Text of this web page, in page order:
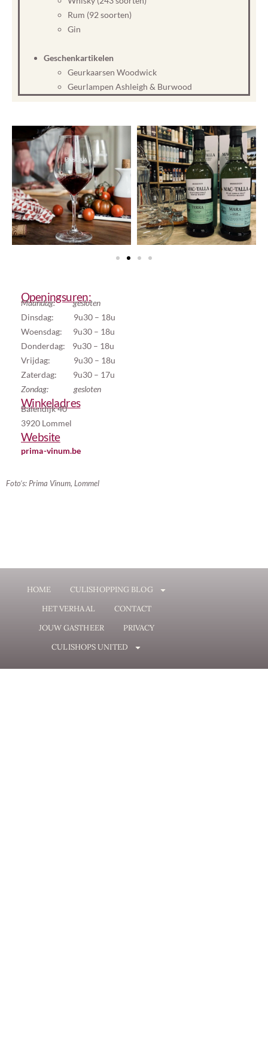
Rum (92 soorten)
Gin
Geschenkartikelen
Geurkaarsen Woodwick
Geurlampen Ashleigh & Burwood
Openingsuren:
Maandag: gesloten
Dinsdag: 9u30 – 18u
Woensdag: 9u30 – 18u
Donderdag: 9u30 – 18u
Vrijdag: 9u30 – 18u
Zaterdag: 9u30 – 17u
Zondag:
gesloten
Winkeladres
Balendijk 40
3920 Lommel
Website
prima-vinum.be
Foto’s: Prima Vinum, Lommel
HOME
CULISHOPPING BLOG
HET VERHAAL
CONTACT
JOUW GASTHEER
PRIVACY
CULISHOPS UNITED